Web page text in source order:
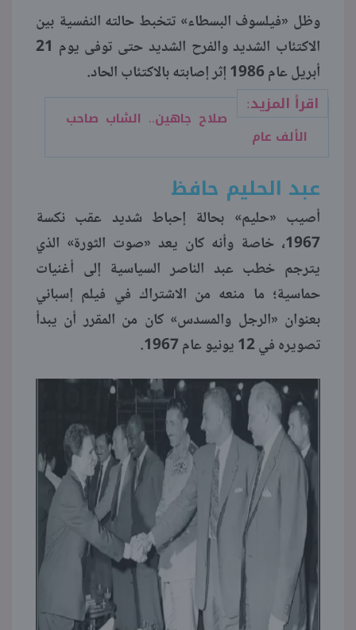
وظل «فيلسوف البسطاء» تتخبط حالته النفسية بين
الاكتئاب الشديد والفرح الشديد حتى توفى يوم 21
أبريل عام 1986 إثر إصابته بالاكتئاب الحاد.
اقرأ المزيد:
صلاح جاهين.. الشاب صاحب
الألف عام
عبد الحليم حافظ
أصيب «حليم» بحالة إحباط شديد عقب نكسة
1967، خاصة وأنه كان يعد «صوت الثورة» الذي
يترجم خطب عبد الناصر السياسية إلى أغنيات
حماسية؛ ما منعه من الاشتراك في فيلم إسباني
بعنوان «الرجل والمسدس» كان من المقرر أن يبدأ
تصويره في 12 يونيو عام 1967.